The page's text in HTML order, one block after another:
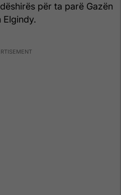
për ta parë Gazën
Elgindy.